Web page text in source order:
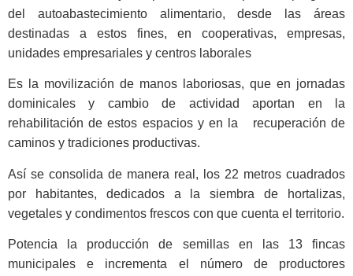
del autoabastecimiento alimentario, desde las áreas
destinadas a estos fines, en cooperativas, empresas,
unidades empresariales y centros laborales
Es la movilización de manos laboriosas, que en jornadas
dominicales y cambio de actividad aportan en la
rehabilitación de estos espacios y en la recuperación de
caminos y tradiciones productivas.
Así se consolida de manera real, los 22 metros cuadrados
por habitantes, dedicados a la siembra de hortalizas,
vegetales y condimentos frescos con que cuenta el territorio.
Potencia la producción de semillas en las 13 fincas
municipales e incrementa el número de productores